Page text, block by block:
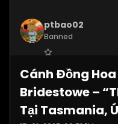
ptbao02
Banned
Posts:2180
Cánh Đồng
Bridestowe –
Tại Tasmania,